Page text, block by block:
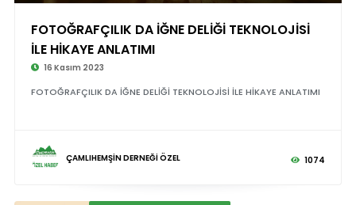
FOTOĞRAFÇILIK DA İĞNE DELİĞİ TEKNOLOJİSİ
İLE HİKAYE ANLATIMI
16 Kasım 2023
FOTOĞRAFÇILIK DA İĞNE DELİĞİ TEKNOLOJİSİ İLE HİKAYE ANLATIMI
ÇAMLIHEMŞİN DERNEĞİ ÖZEL 1074